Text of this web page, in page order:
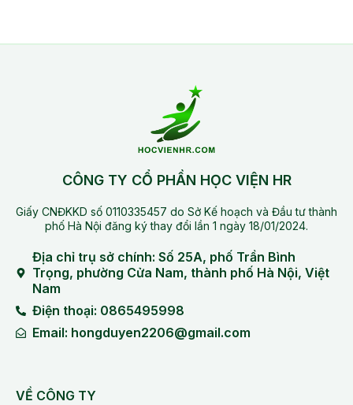
CÔNG TY CỔ PHẦN HỌC VIỆN HR
Giấy CNĐKKD số 0110335457 do Sở Kế hoạch và Đầu tư thành
phố Hà Nội đăng ký thay đổi lần 1 ngày 18/01/2024.
Địa chỉ trụ sở chính: Số 25A, phố Trần Bình
Trọng, phường Cửa Nam, thành phố Hà Nội, Việt
Nam
Điện thoại: 0865495998
Email: hongduyen2206@gmail.com
VỀ CÔNG TY